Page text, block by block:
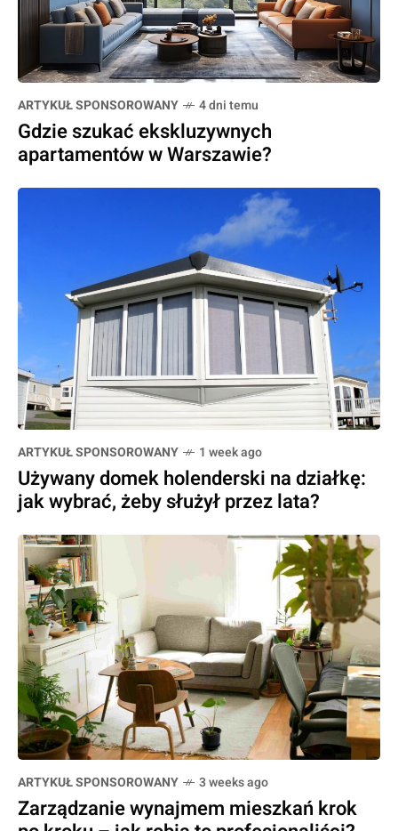
ARTYKUŁ SPONSOROWANY 4 dni temu
Gdzie szukać ekskluzywnych
apartamentów w Warszawie?
ARTYKUŁ SPONSOROWANY 1 week ago
Używany domek holenderski na działkę:
jak wybrać, żeby służył przez lata?
ARTYKUŁ SPONSOROWANY 3 weeks ago
Zarządzanie wynajmem mieszkań krok